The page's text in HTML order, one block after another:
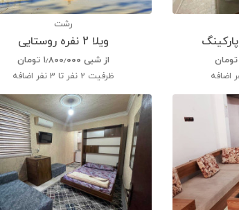
تومان
رشت
ویلا 2 نفره روستایی
از شبی ۱٫۸۰۰٫۰۰۰ تومان
ظرفیت 2 نفر تا 3 نفر اضافه